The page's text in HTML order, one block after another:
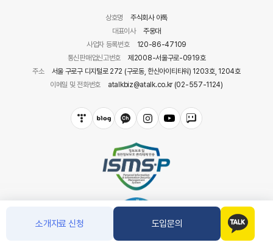
소개자료 신청 도입문의
상호명
주식회사 아톡
대표이사
주웅대
사업자 등록번호
120-86-47109
통신판매업신고번호
제2008-서울구로-0919호
주소
서울 구로구 디지털로 272 (구로동, 한신아이티타워) 1203호, 1204호
이메일 및 전화번호
atalkbiz@atalk.co.kr (02-557-1124)